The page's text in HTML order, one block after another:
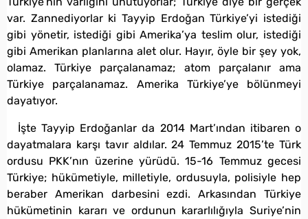
var. Zannediyorlar ki Tayyip Erdoğan Türkiye’yi istediği
gibi yönetir, istediği gibi Amerika’ya teslim olur, istediği
gibi Amerikan planlarına alet olur. Hayır, öyle bir şey yok,
olamaz. Türkiye parçalanamaz; atom parçalanır ama
Türkiye parçalanamaz. Amerika Türkiye’ye bölünmeyi
dayatıyor.
İşte Tayyip Erdoğanlar da 2014 Mart’ından itibaren o
dayatmalara karşı tavır aldılar. 24 Temmuz 2015’te Türk
ordusu PKK’nın üzerine yürüdü. 15-16 Temmuz gecesi
Türkiye; hükümetiyle, milletiyle, ordusuyla, polisiyle hep
beraber Amerikan darbesini ezdi. Arkasından Türkiye
hükümetinin kararı ve ordunun kararlılığıyla Suriye’nin